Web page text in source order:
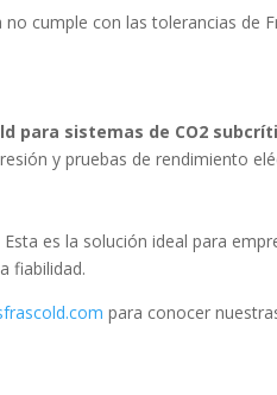
cumple con las tolerancias de
para sistemas de CO2
y pruebas de rendimiento
es la solución ideal para
fiabilidad.
para conocer